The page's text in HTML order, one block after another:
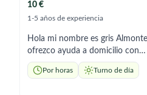
10 €
1-5 años de experiencia
Hola mi nombre es gris
ofrezco ayuda a domicilio con
aseo, acompañamiento,
preparación de comidas, soy una
Por horas Turno de día